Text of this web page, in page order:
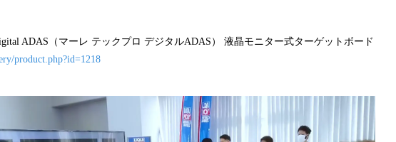
ADAS（マーレ テックプロ デジタルADAS） 液晶モニター式ターゲットボード
product.php?id=1218